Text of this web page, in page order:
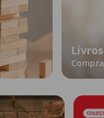
Livros